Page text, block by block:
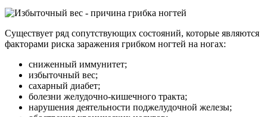
Существует ряд сопутствующих состояний, которые являются
факторами риска заражения грибком ногтей на ногах:
сниженный иммунитет;
избыточный вес;
сахарный диабет;
болезни желудочно-кишечного тракта;
нарушения деятельности поджелудочной железы;